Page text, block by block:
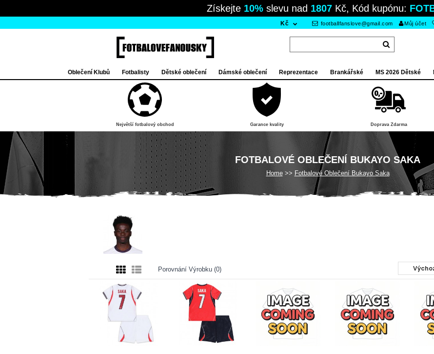
Získejte 10% slevu nad 1807 Kč, Kód kupónu:
Kč footballfanslove@gmail.com Můj účet
Oblečení Klubů Fotbalisty Dětské oblečení Dámské oblečení Reprezentace Brankářské MS 2026 Dětské
Největší fotbalový obchod Garance kvality Doprava Zdarma
FOTBALOVÉ OBLEČENÍ BUKAYO SAKA
Home Fotbalové Oblečení Bukayo Saka
Porovnání Výrobku (0)